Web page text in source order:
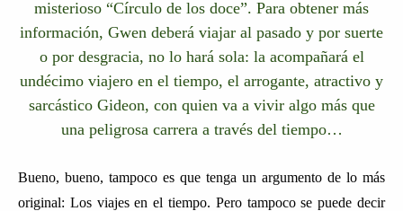
misterioso “Círculo de los doce”. Para obtener más
información, Gwen deberá viajar al pasado y por suerte
o por desgracia, no lo hará sola: la acompañará el
undécimo viajero en el tiempo, el arrogante, atractivo y
sarcástico Gideon, con quien va a vivir algo más que
una peligrosa carrera a través del tiempo…
Bueno, bueno, tampoco es que tenga un argumento de lo más
original: Los viajes en el tiempo. Pero tampoco se puede decir